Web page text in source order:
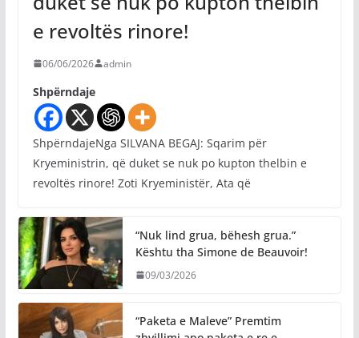
e revoltës rinore!
06/06/2026 admin
Shpërndaje
ShpërndajeNga SILVANA BEGAJ: Sqarim për
Kryeministrin, që duket se nuk po kupton thelbin e
revoltës rinore! Zoti Kryeministër, Ata që
“Nuk lind grua, bëhesh grua.”
Kështu tha Simone de Beauvoir!
09/03/2026
“Paketa e Maleve” Premtim